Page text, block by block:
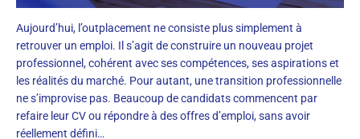
Aujourd’hui, l’outplacement ne consiste plus simplement à
retrouver un emploi. Il s’agit de construire un nouveau projet
professionnel, cohérent avec ses compétences, ses aspirations et
les réalités du marché. Pour autant, une transition professionnelle
ne s’improvise pas. Beaucoup de candidats commencent par
refaire leur CV ou répondre à des offres d’emploi, sans avoir
réellement défini…